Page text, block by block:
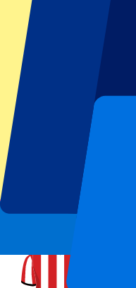
Sichere Buchung
Athletic Bilbao vs Real
1 November 2026, 15:00
Weniger Details